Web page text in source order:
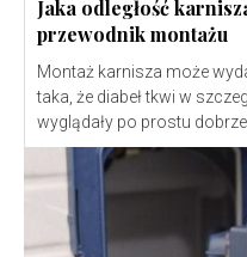
Jaka odległość
przewodnik montażu
Montaż karnisza może
taka, że diabeł tkwi w
wyglądały po prostu